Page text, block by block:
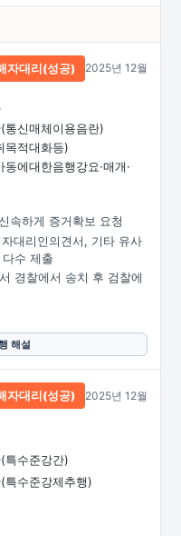
(통신매체이용음란)
목적대화등)
동에대한음행강요·매개·
자대리(성공) 2025년 12월
속하게 증거확보 요청
대리인의견서, 기타 유사
수 제출
경찰에서 송치 후 검찰에
해설
특수준강간)
특수준강제추행)
자대리(성공) 2025년 12월